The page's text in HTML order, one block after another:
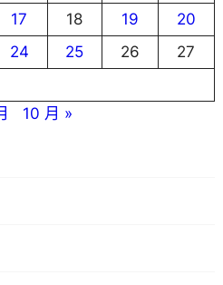
17 18 19
20
24 25 26
27
10 月 »